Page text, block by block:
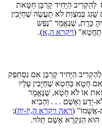
לְהַקְרִיב הַיָּחִיד קָרְבָּן חַטָּאת
שָׁגַג בְּמִצְוַת לֹא תַעֲשֶׂה שֶׁחַיָּבִין
כָּרֵת, שֶׁנֶּאֱמָר "נֶפֶשׁ
תֶחֱטָא" (ויקרא ה,א).
לְהַקְרִיב הַיָּחִיד קָרְבָּן אִם נִסְתַּפַּק
אִם חָטָא בְּחֵטְא שֶׁחַיָּבִין עָלָיו
אוֹ לֹא חָטָא, שֶׁנֶּאֱמָר
יָדַע וְאָשֵׁם . . . וְהֵבִיא
אֲשָׁמוֹ" (ראה ויקרא ה,יז-יח);
הוּא הַנִּקְרָא אָשָׁם תָּלוּי.